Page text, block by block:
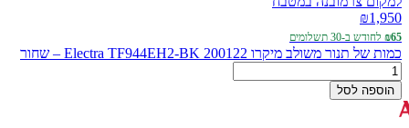
₪1,950
₪65 לחודש ב-30 תשלומים
כמות של תנור משולב מיקרו Electra TF944EH2-BK 200122 – שחור
הוספה לסל